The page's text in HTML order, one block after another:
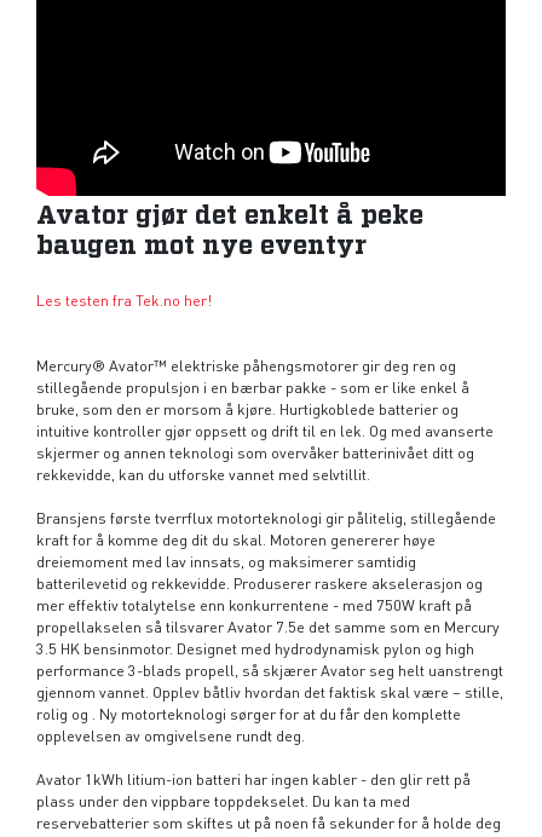
Avator gjør det enkelt å peke
baugen mot nye eventyr
Les testen fra Tek.no her!
Mercury® Avator™ elektriske påhengsmotorer gir deg ren og
stillegående propulsjon i en bærbar pakke - som er like enkel å
bruke, som den er morsom å kjøre. Hurtigkoblede batterier og
intuitive kontroller gjør oppsett og drift til en lek. Og med avanserte
skjermer og annen teknologi som overvåker batterinivået ditt og
rekkevidde, kan du utforske vannet med selvtillit.
Bransjens første tverrflux motorteknologi gir pålitelig, stillegående
kraft for å komme deg dit du skal. Motoren genererer høye
dreiemoment med lav innsats, og maksimerer samtidig
batterilevetid og rekkevidde. Produserer raskere akselerasjon og
mer effektiv totalytelse enn konkurrentene - med 750W kraft på
propellakselen så tilsvarer Avator 7.5e det samme som en Mercury
3.5 HK bensinmotor. Designet med hydrodynamisk pylon og high
performance 3-blads propell, så skjærer Avator seg helt uanstrengt
gjennom vannet. Opplev båtliv hvordan det faktisk skal være – stille,
rolig og . Ny motorteknologi sørger for at du får den komplette
opplevelsen av omgivelsene rundt deg.
Avator 1kWh litium-ion batteri har ingen kabler - den glir rett på
plass under den vippbare toppdekselet. Du kan ta med
reservebatterier som skiftes ut på noen få sekunder for å holde deg